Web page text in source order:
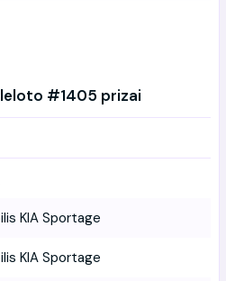
#1405 prizai
KIA Sportage
KIA Sportage